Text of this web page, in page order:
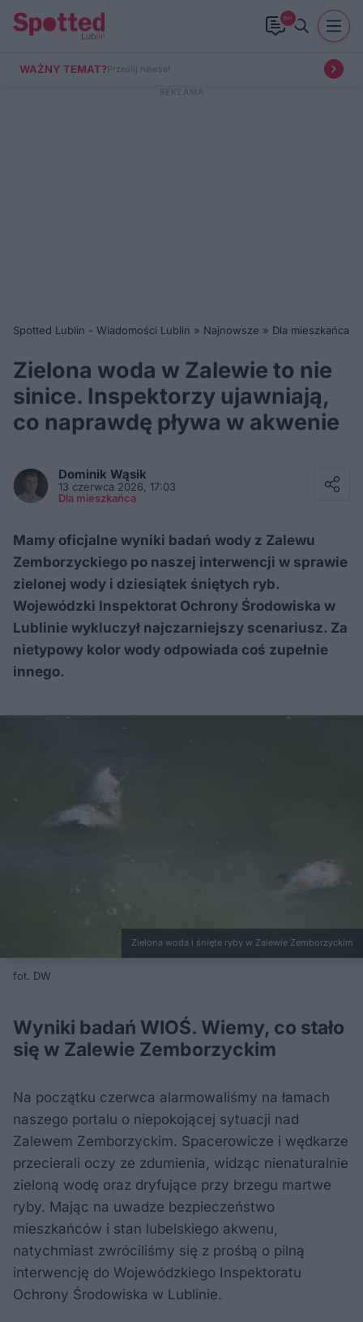
99+
WAŻNY TEMAT?Prześlij newsa!
Spotted Lublin - Wiadomości Lublin » Najnowsze » Dla mieszkańca
Zielona woda w Zalewie to nie
sinice. Inspektorzy ujawniają,
co naprawdę pływa w akwenie
Dominik Wąsik
13 czerwca 2026, 17:03
Dla mieszkańca
Mamy oficjalne wyniki badań wody z Zalewu
Zemborzyckiego po naszej interwencji w sprawie
zielonej wody i dziesiątek śniętych ryb.
Wojewódzki Inspektorat Ochrony Środowiska w
Lublinie wykluczył najczarniejszy scenariusz. Za
nietypowy kolor wody odpowiada coś zupełnie
innego.
Zielona woda i śnięte ryby w Zalewie Zemborzyckim
fot. DW
Wyniki badań WIOŚ. Wiemy, co stało
się w Zalewie Zemborzyckim
Na początku czerwca alarmowaliśmy na łamach
naszego portalu o niepokojącej sytuacji nad
Zalewem Zemborzyckim. Spacerowicze i wędkarze
przecierali oczy ze zdumienia, widząc nienaturalnie
zieloną wodę oraz dryfujące przy brzegu martwe
ryby. Mając na uwadze bezpieczeństwo
mieszkańców i stan lubelskiego akwenu,
natychmiast zwróciliśmy się z prośbą o pilną
interwencję do Wojewódzkiego Inspektoratu
Ochrony Środowiska w Lublinie.